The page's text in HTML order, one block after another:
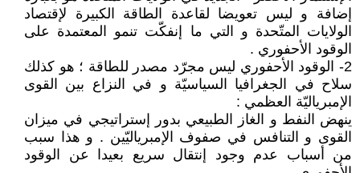
إضافة و ليس تعويضا لقاعدة الطاقة الكبيرة لإقتصاد
الولايات المتّحدة و التي ما إنفكّت تنمو المعتمدة على
الوقود الأحفوري .
2- الوقود الأحفوري ليس مجرّد مصدر للطاقة ؛ هو كذلك
سلاح في الجغرافيا السياسيّة و في النزاع بين القوى
الإمبرياليّة العظمي :
ينهض النفط و الغاز الطبيعي بدور إستراتيجي في ميزان
القوى و التنافس في صفوف الإمبرياليّين . و هذا سبب
من أسباب عدم وجود إنتقال سريع بعيدا عن الوقود